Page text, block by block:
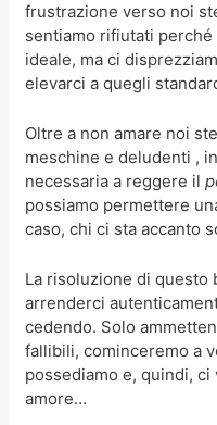
frustrazione verso noi
sentiamo rifiutati
ideale, ma ci
elevarci a quegli
Oltre a non amare noi
meschine e deludenti ,
necessaria a reggere il
possiamo permettere
caso, chi ci sta accanto
La risoluzione di questo
arrenderci
cedendo. Solo
fallibili, cominceremo a
possediamo e, quindi,
amore…